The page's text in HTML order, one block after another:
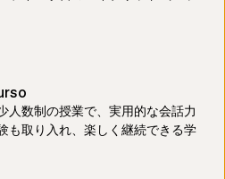
人数制の授業で、実用的な会話力
も取り入れ、楽しく継続できる学